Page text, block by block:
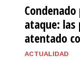
ataque:
atentado
ACTUALIDAD